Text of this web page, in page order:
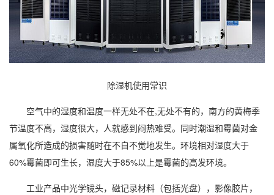
除湿机使用常识
空气中的湿度和温度一样无处不在,无处不有的，南方的黄梅季
节温度不高，湿度很大，人就感到闷热难受。同时潮湿和霉菌对金
属氧化所造成的损害随时在不自不觉地发生。环境相对湿度大于
60%霉菌即可生长，湿度大于85%以上是霉菌的高发环境。
工业产品中光学镜头，磁记录材料（包括光盘），影像胶片，